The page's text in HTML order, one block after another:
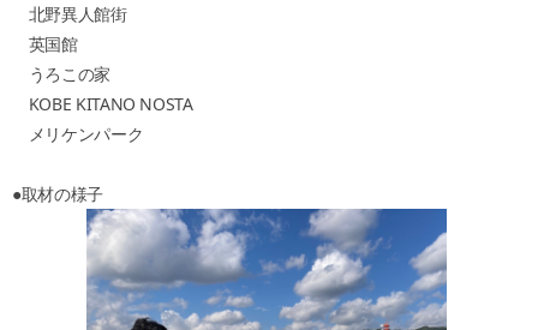
北野異人館街
英国館
うろこの家
KOBE KITANO NOSTA
メリケンパーク
●取材の様子